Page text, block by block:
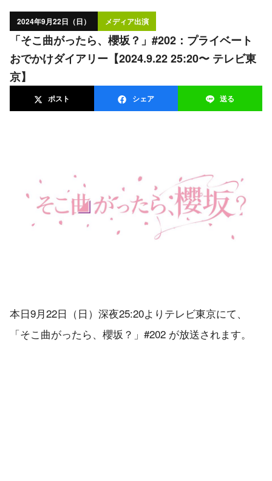
ビ東京】
2024年9月22日（日） メディア出演
「そこ曲がったら、櫻坂？」#202：プライベート
おでかけダイアリー【2024.9.22 25:20〜 テレビ東
京】
ポスト シェア 送る
本日9月22日（日）深夜25:20よりテレビ東京にて、
「そこ曲がったら、櫻坂？」#202 が放送されます。